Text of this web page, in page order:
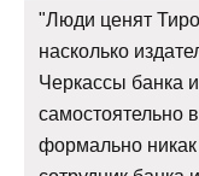
"Люди ценят
насколько
Черкассы банка
самостоятельно
формально